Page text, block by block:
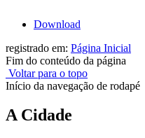
Download
registrado em: Página Inicial
Fim do conteúdo da página
Voltar para o topo
Início da navegação de rodapé
A Cidade